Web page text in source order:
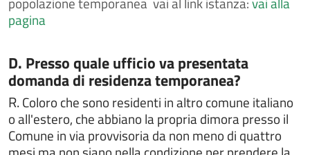
Contributo per il superamento e l'eliminazione di
barriere architettoniche in edifici privati
Costituire un'unione civile
Denuncia di smarrimento sottrazione distruzione
carta di circolazione o patente di guida
Depositare o ritirare le disposizioni anticipate di
trattamento (DAT)
pagina
Categoria:
D. Presso quale ufficio va presentata
domanda di residenza temporanea?
R. Coloro che sono residenti in altro comune italiano
o all'estero, che abbiano la propria dimora presso il
Comune in via provvisoria da non meno di quattro